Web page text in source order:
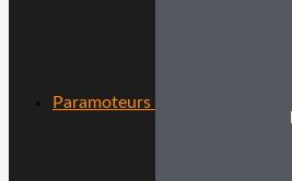
Paramoteurs